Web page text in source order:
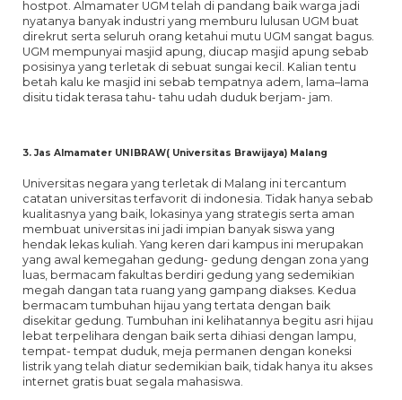
hostpot. Almamater UGM telah di pandang baik warga jadi
nyatanya banyak industri yang memburu lulusan UGM buat
direkrut serta seluruh orang ketahui mutu UGM sangat bagus.
UGM mempunyai masjid apung, diucap masjid apung sebab
posisinya yang terletak di sebuat sungai kecil. Kalian tentu
betah kalu ke masjid ini sebab tempatnya adem, lama–lama
disitu tidak terasa tahu- tahu udah duduk berjam- jam.
3. Jas Almamater UNIBRAW( Universitas Brawijaya) Malang
Universitas negara yang terletak di Malang ini tercantum
catatan universitas terfavorit di indonesia. Tidak hanya sebab
kualitasnya yang baik, lokasinya yang strategis serta aman
membuat universitas ini jadi impian banyak siswa yang
hendak lekas kuliah. Yang keren dari kampus ini merupakan
yang awal kemegahan gedung- gedung dengan zona yang
luas, bermacam fakultas berdiri gedung yang sedemikian
megah dangan tata ruang yang gampang diakses. Kedua
bermacam tumbuhan hijau yang tertata dengan baik
disekitar gedung. Tumbuhan ini kelihatannya begitu asri hijau
lebat terpelihara dengan baik serta dihiasi dengan lampu,
tempat- tempat duduk, meja permanen dengan koneksi
listrik yang telah diatur sedemikian baik, tidak hanya itu akses
internet gratis buat segala mahasiswa.